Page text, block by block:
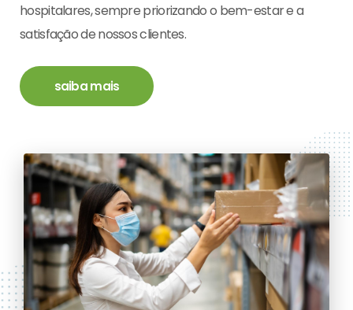
hospitalares, sempre priorizando o bem-estar e a
satisfação de nossos clientes.
saiba mais